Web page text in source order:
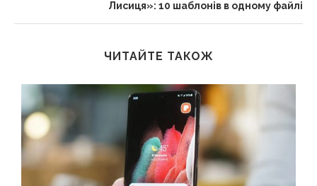
Лисиця»: 10 шаблонів в одному файлі
ЧИТАЙТЕ ТАКОЖ